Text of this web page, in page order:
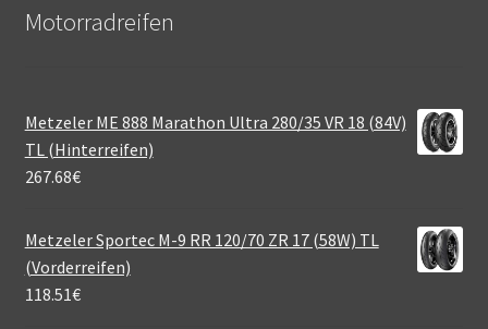
Motorradreifen
Metzeler ME 888 Marathon Ultra 280/35 VR 18 (84V)
TL (Hinterreifen)
267.68€
Metzeler Sportec M-9 RR 120/70 ZR 17 (58W) TL
(Vorderreifen)
118.51€